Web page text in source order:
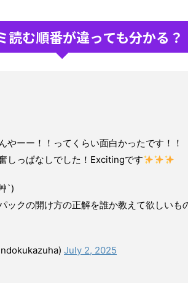
読む順番が違っても分かる？
やーー！！ってくらい面白かったです！！
しっぱなしでした！Excitingです
`)
ックの開け方の正解を誰か教えて欲しいも
July 2, 2025